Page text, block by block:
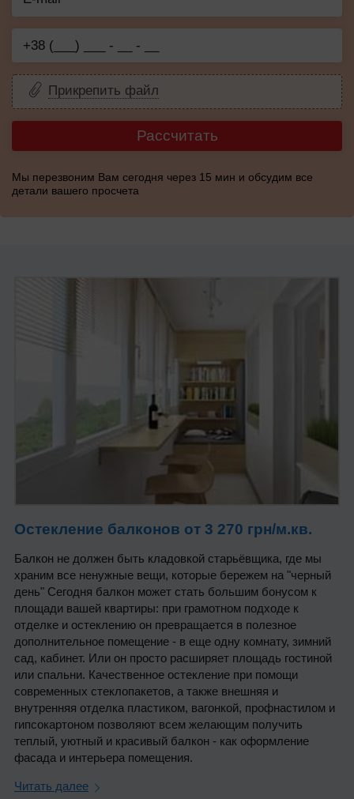
Прикрепить файл
Рассчитать
Мы перезвоним Вам сегодня через 15 мин и обсудим все
детали вашего просчета
Остекление балконов от 3 270 грн/м.кв.
Балкон не должен быть кладовкой старьёвщика, где мы
храним все ненужные вещи, которые бережем на "черный
день" Сегодня балкон может стать большим бонусом к
площади вашей квартиры: при грамотном подходе к
отделке и остеклению он превращается в полезное
дополнительное помещение - в еще одну комнату, зимний
сад, кабинет. Или он просто расширяет площадь гостиной
или спальни. Качественное остекление при помощи
современных стеклопакетов, а также внешняя и
внутренняя отделка пластиком, вагонкой, профнастилом и
гипсокартоном позволяют всем желающим получить
теплый, уютный и красивый балкон - как оформление
фасада и интерьера помещения.
Читать далее